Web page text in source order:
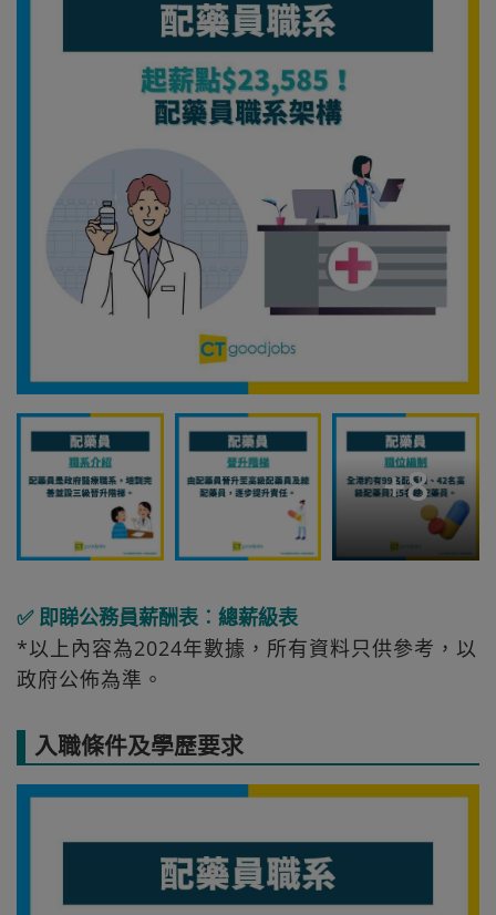
+8
✅ 即睇公務員薪酬表︰總薪級表
*以上內容為2024年數據，所有資料只供參考，以
政府公佈為準。
入職條件及學歷要求